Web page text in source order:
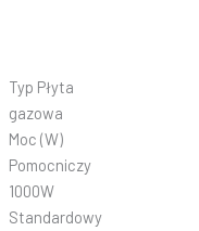
Typ Płyta
gazowa
Moc (W)
Pomocniczy
1000W
Standardowy